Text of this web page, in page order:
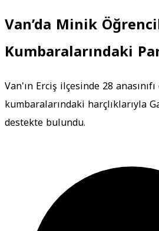
Van’da Minik
Kumbaralarındaki
Van'ın Erciş ilçesinde 28
kumbaralarındaki harçlıklarıyla
destekte bulundu.